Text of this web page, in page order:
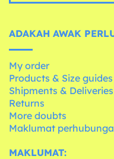
ADAKAH AWAK
My order
Products & Size guides
Shipments & Deliveries
Returns
More doubts
Maklumat
MAKLUMAT: